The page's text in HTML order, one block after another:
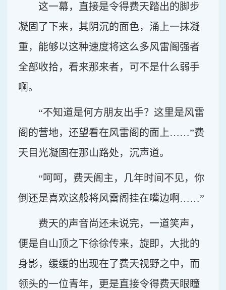
这一幕，直接是令得费天踏出的脚步
凝固了下来，其阴沉的面色，涌上一抹凝
重，能够以这种速度将这么多风雷阁强者
全部收拾，看来那来者，可不是什么弱手
啊。
“不知道是何方朋友出手？这里是风雷
阁的营地，还望看在风雷阁的面上……”费
天目光凝固在那山路处，沉声道。
“呵呵，费天阁主，几年时间不见，你
倒还是喜欢这般将风雷阁挂在嘴边啊……”
费天的声音尚还未说完，一道笑声，
便是自山顶之下徐徐传来，旋即，大批的
身影，缓缓的出现在了费天视野之中，而
领头的一位青年，更是直接令得费天眼瞳